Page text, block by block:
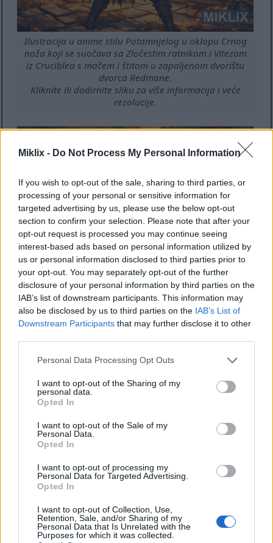
Miklix - Do Not Process My Personal Information
If you wish to opt-out of the sale, sharing to third parties, or
processing of your personal or sensitive information for
targeted advertising by us, please use the below opt-out
section to confirm your selection. Please note that after your
opt-out request is processed you may continue seeing
interest-based ads based on personal information utilized by
us or personal information disclosed to third parties prior to
your opt-out. You may separately opt-out of the further
disclosure of your personal information by third parties on the
IAB’s list of downstream participants. This information may
also be disclosed by us to third parties on the IAB’s List of
Downstream Participants that may further disclose it to other
Please note that this website/app uses one or more Google
not limited to your visit or usage behaviour. You may click to
grant or deny consent to Google and its third-party tags to
use your data for below specified purposes in below Google
consent section.
Personal Data Processing Opt Outs
I want to opt-out of the Sharing of my
personal data.
Opted In
I want to opt-out of the Sale of my
Personal Data.
Opted In
I want to opt-out of processing my
Personal Data for Targeted Advertising.
Opted In
I want to opt-out of Collection, Use,
Retention, Sale, and/or Sharing of my
Personal Data that Is Unrelated with the
Purposes for which it was collected.
Ilustracija u anime stilu Potamnjelog u oklopu Crnog
noža koji se suočava sa Zločestim ratnikom i Vitezom
iz Cruciblea s mačem i štitom u zapaljenom dvorištu
dvorca Redmane.
Kliknite ili dodirnite sliku za više informacija i veće
rezolucije.
Slika Okaljanog u anime stilu, viđena s leđa s lijeve
strane, okrenuta prema Nesretnom ratniku i Vitezu
Crucibleu s mačem i štitom u ruševnom dvorištu
dvorca Redmane.
Kliknite ili dodirnite sliku za više informacija i veće
rezolucije.